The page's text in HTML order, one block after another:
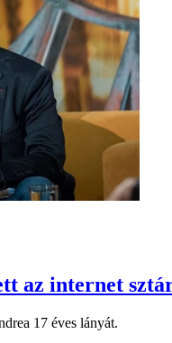
az internet
17 éves lányát.